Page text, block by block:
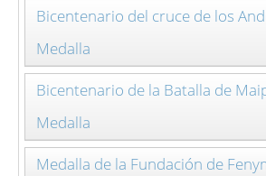
Bicentenario del cruce de los
Medalla
Bicentenario de la Batalla de
Medalla
Medalla de la Fundación de